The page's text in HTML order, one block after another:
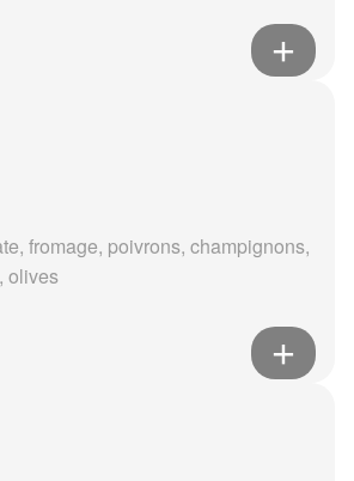
fromage, poivrons, champignons,
olives